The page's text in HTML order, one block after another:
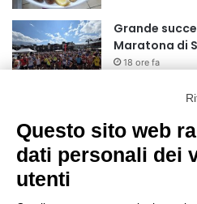
Grande
Maratona di
18 ore fa
Basket
agosto
1 giorno fa
Questo sito web
dati personali dei
utenti